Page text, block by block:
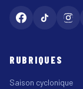
RUBRIQUES
Saison cyclonique